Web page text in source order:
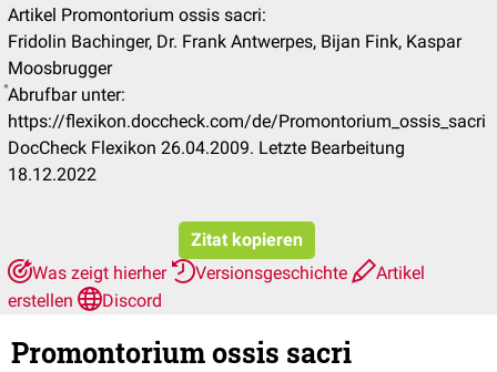
Artikel Promontorium ossis sacri:
Fridolin Bachinger, Dr. Frank Antwerpes, Bijan Fink, Kaspar
Moosbrugger
Abrufbar unter:
https://flexikon.doccheck.com/de/Promontorium_ossis_sacri
DocCheck Flexikon 26.04.2009. Letzte Bearbeitung
18.12.2022
Zitat kopieren
Was zeigt hierher
Versionsgeschichte
Artikel
erstellen
Discord
Promontorium ossis sacri